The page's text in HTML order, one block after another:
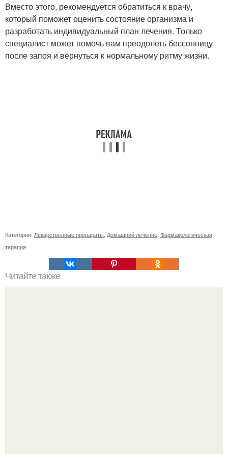
Вместо этого, рекомендуется обратиться к врачу,
который поможет оценить состояние организма и
разработать индивидуальный план лечения. Только
специалист может помочь вам преодолеть бессонницу
после запоя и вернуться к нормальному ритму жизни.
Категории: Лекарственные препараты Домашний лечение Фармакологическая
терапия
Читайте также